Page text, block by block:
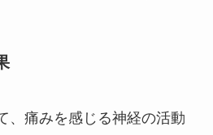
、痛みを感じる神経の活動